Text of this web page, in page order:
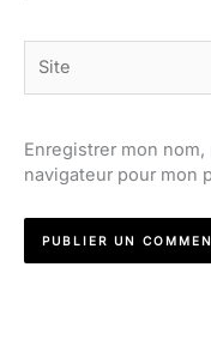
Enregistrer mon
navigateur pour mon